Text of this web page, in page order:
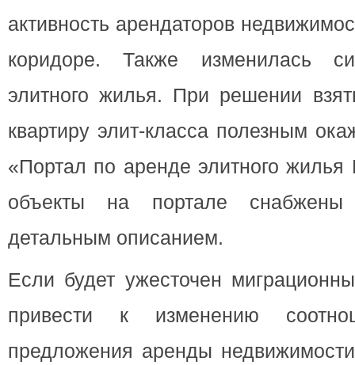
активность арендаторов
коридоре. Также изменилась
элитного жилья. При решении
квартиру элит-класса полезным
«Портал по аренде элитного жилья
объекты на портале
детальным описанием.
Если будет ужесточен
привести к изменению
предложения аренды